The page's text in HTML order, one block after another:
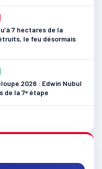
7 hectares de la
le feu désormais
2026 : Edwin Nubul
de la 7ᵉ étape